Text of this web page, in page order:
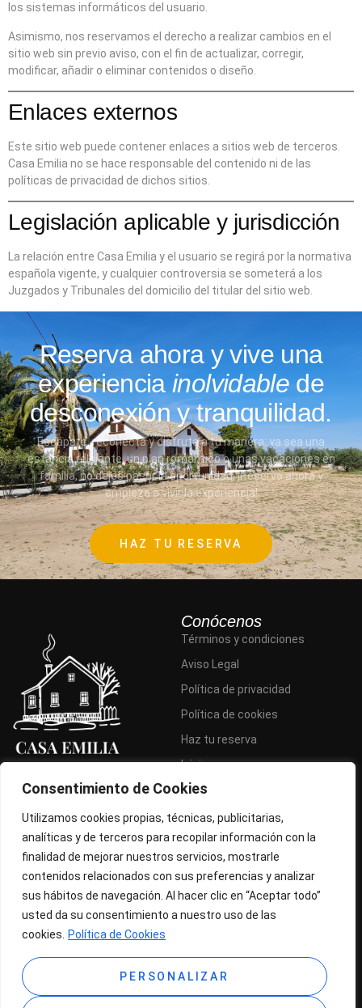
Consentimiento de Cookies
Utilizamos cookies propias, técnicas, publicitarias,
analíticas y de terceros para recopilar información con la
finalidad de mejorar nuestros servicios, mostrarle
contenidos relacionados con sus preferencias y analizar
sus hábitos de navegación. Al hacer clic en “Aceptar todo”
usted da su consentimiento a nuestro uso de las
cookies.
Política de Cookies
PERSONALIZAR
los sistemas informáticos del usuario.
Asimismo, nos reservamos el derecho a realizar cambios en el
sitio web sin previo aviso, con el fin de actualizar, corregir,
modificar, añadir o eliminar contenidos o diseño.
Enlaces externos
Este sitio web puede contener enlaces a sitios web de terceros.
Casa Emilia no se hace responsable del contenido ni de las
políticas de privacidad de dichos sitios.
Legislación aplicable y jurisdicción
La relación entre Casa Emilia y el usuario se regirá por la normativa
española vigente, y cualquier controversia se someterá a los
Juzgados y Tribunales del domicilio del titular del sitio web.
Reserva ahora y vive una
experienciainolvidablede
desconexión y tranquilidad.
Escápate, reconecta y disfruta a tu manera: ya sea una
estancia relajante, un plan romántico o unas vacaciones en
familia, no dejes pasar la oportunidad. ¡Reserva ahora y
empieza a vivir la experiencia!
HAZ TU RESERVA
Bienvenido a Casa Emilia, tu
y disfrutar a tu ritmo. Un
espacio pensado para el
descanso, la comodidad y el
contacto con la naturaleza.
Conócenos
Términos y condiciones
Aviso Legal
Política de privacidad
Política de cookies
Haz tu reserva
Inicio
Contacto
Casa Rural Emilia, Escalona,
Toledo
+34 606 300 529